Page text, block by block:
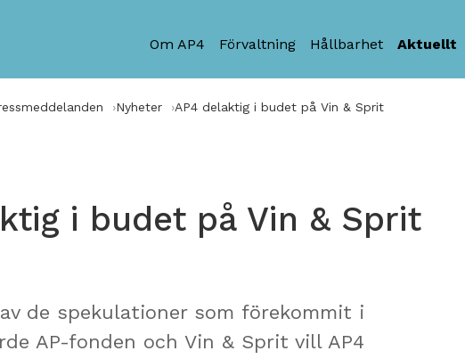
Om AP4 Förvaltning Hållbarhet Aktuellt
Nyheter AP4 delaktig i budet på Vin & Sprit
i budet på Vin & Sprit
de spekulationer som förekommit i
AP-fonden och Vin & Sprit vill AP4